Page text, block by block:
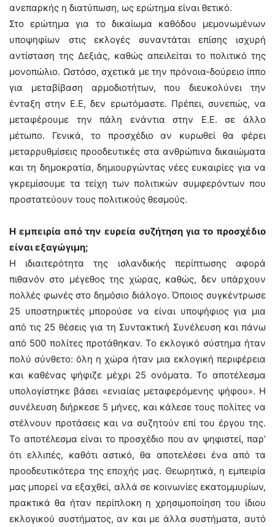
ανεπαρκής η διατύπωση, ως ερώτημα είναι θετικό.
Στο ερώτημα για το δικαίωμα καθόδου μεμονωμένων
υποψηφίων στις εκλογές συναντάται επίσης ισχυρή
αντίσταση της Δεξιάς, καθώς απειλείται το πολιτικό της
μονοπώλιο. Ωστόσο, σχετικά με την πρόνοια-δούρειο ίππο
για μεταβίβαση αρμοδιοτήτων, που διευκολύνει την
ένταξη στην Ε.Ε, δεν ερωτόμαστε. Πρέπει, συνεπώς, να
μεταφέρουμε την πάλη ενάντια στην Ε.Ε. σε άλλο
μέτωπο. Γενικά, το προσχέδιο αν κυρωθεί θα φέρει
μεταρρυθμίσεις προοδευτικές στα ανθρώπινα δικαιώματα
και τη δημοκρατία, δημιουργώντας νέες ευκαιρίες για να
γκρεμίσουμε τα τείχη των πολιτικών συμφερόντων που
προστατεύουν τους πολιτικούς θεσμούς.
Η εμπειρία από την ευρεία συζήτηση για το προσχέδιο
είναι εξαγώγιμη;
Η ιδιαιτερότητα της ισλανδικής περίπτωσης αφορά
πιθανόν στο μέγεθος της χώρας, καθώς, δεν υπάρχουν
πολλές φωνές στο δημόσιο διάλογο. Όποιος συγκέντρωσε
25 υποστηρικτές μπορούσε να είναι υποψήφιος για μια
από τις 25 θέσεις για τη Συντακτική Συνέλευση και πάνω
από 500 πολίτες προτάθηκαν. Το εκλογικό σύστημα ήταν
πολύ σύνθετο: όλη η χώρα ήταν μια εκλογική περιφέρεια
και καθένας ψήφιζε μέχρι 25 ονόματα. Το αποτέλεσμα
υπολογίστηκε βάσει «ενιαίας μεταφερόμενης ψήφου». Η
συνέλευση διήρκεσε 5 μήνες, και κάλεσε τους πολίτες να
στέλνουν προτάσεις και να συζητούν επί του έργου της.
Το αποτέλεσμα είναι το προσχέδιο που αν ψηφιστεί, παρ’
ότι ελλιπές, καθότι αστικό, θα αποτελέσει ένα από τα
προοδευτικότερα της εποχής μας. Θεωρητικά, η εμπειρία
μας μπορεί να εξαχθεί, αλλά σε κοινωνίες εκατομμυρίων,
πρακτικά θα ήταν περίπλοκη η χρησιμοποίηση του ίδιου
εκλογικού συστήματος, αν και με άλλα συστήματα, αυτό